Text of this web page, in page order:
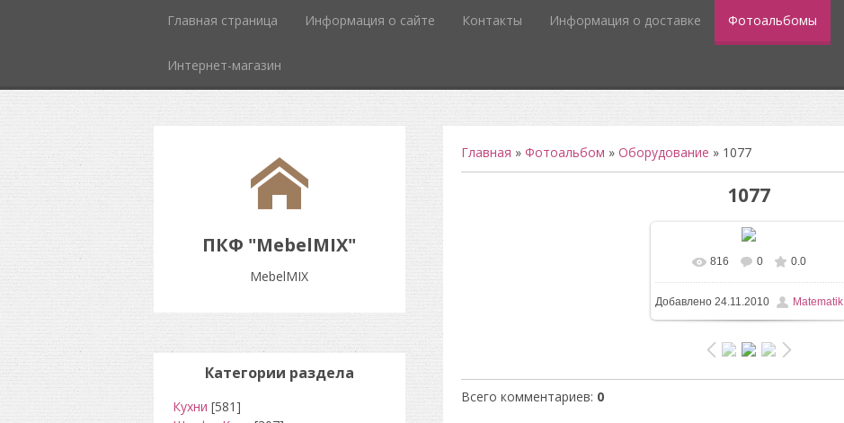
Главная страница Информация о сайте Контакты Информация о доставке Фотоальбомы
Интернет-магазин
ПКФ "MebelMIX"
MebelMIX
Главная » Фотоальбом » Оборудование » 1077
1077
В реальном размере 857x546
/ 59.9Kb
816 0 0.0
Добавлено24.11.2010 Matematik
Всего комментариев: 0
Категории раздела
Кухни [581]